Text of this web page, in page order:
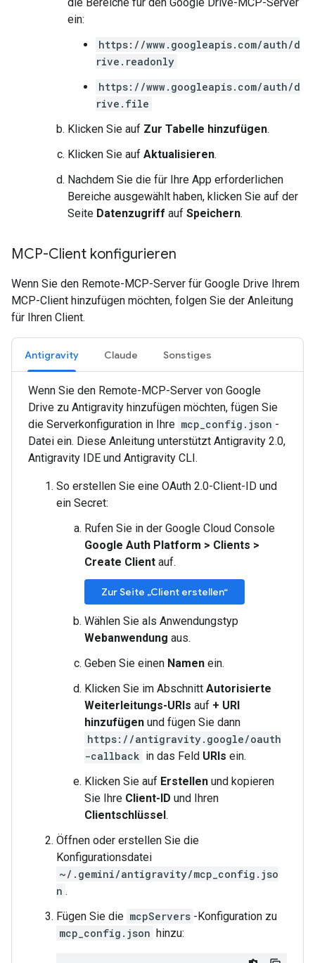
ein:
https://www.googleapis.com/auth/d
rive.readonly
https://www.googleapis.com/auth/d
rive.file
Klicken Sie auf Zur Tabelle hinzufügen.
Klicken Sie auf Aktualisieren.
Nachdem Sie die für Ihre App erforderlichen
Bereiche ausgewählt haben, klicken Sie auf der
Seite Datenzugriff auf Speichern.
MCP-Client konfigurieren
Wenn Sie den Remote-MCP-Server für Google Drive Ihrem
MCP-Client hinzufügen möchten, folgen Sie der Anleitung
für Ihren Client.
Antigravity Claude Sonstiges
Wenn Sie den Remote-MCP-Server von Google
Drive zu Antigravity hinzufügen möchten, fügen Sie
die Serverkonfiguration in Ihre mcp_config.json -
Datei ein. Diese Anleitung unterstützt Antigravity 2.0,
Antigravity IDE und Antigravity CLI.
So erstellen Sie eine OAuth 2.0-Client-ID und
ein Secret:
Rufen Sie in der Google Cloud Console
Google Auth Platform > Clients >
Create Client auf.
Zur Seite „Client erstellen“
Wählen Sie als Anwendungstyp
Webanwendung aus.
Geben Sie einen Namen ein.
Klicken Sie im Abschnitt Autorisierte
Weiterleitungs-URIs auf + URI
hinzufügen und fügen Sie dann
https://antigravity.google/oauth
-callback in das Feld URIs ein.
Klicken Sie auf Erstellen und kopieren
Sie Ihre Client-ID und Ihren
Clientschlüssel.
Öffnen oder erstellen Sie die
Konfigurationsdatei
~/.gemini/antigravity/mcp_config.jso
n .
Fügen Sie die mcpServers -Konfiguration zu
mcp_config.json hinzu: